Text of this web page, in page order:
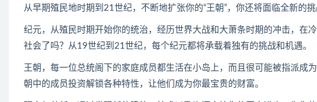
从早期殖民地时期到21世纪，不断地扩张你的“王朝”，你还将面临全新的
纪元，从殖民时期开始你的统治，经历世界大战和大萧条时期的冲击，在
社会了吗？从19世纪到21世纪，每个纪元都将承载着独有的挑战和机遇。
王朝，每一位总统阁下的家庭成员都生活在小岛上，而且很可能被指派成
朝中的成员投资解锁各种特性，让他们成为你最宝贵的财富。